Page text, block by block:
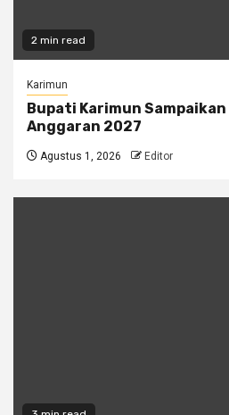
2 min read
Karimun
Bupati Karimun Sampaikan
Anggaran 2027
Agustus 1, 2026 Editor